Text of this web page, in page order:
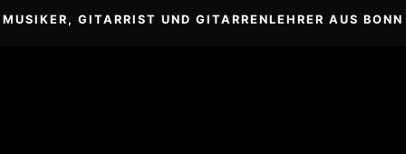
MUSIKER, GITARRIST UND GITARRENLEHRER AUS BONN